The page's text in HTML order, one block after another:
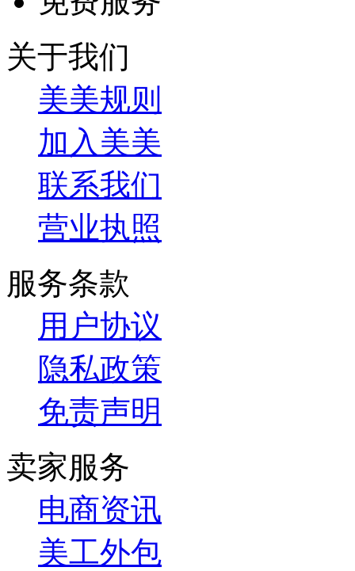
关于我们
美美规则
加入美美
联系我们
营业执照
服务条款
用户协议
隐私政策
免责声明
卖家服务
电商资讯
美工外包